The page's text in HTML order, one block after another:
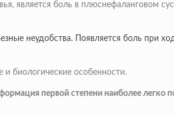
является боль в плюснефаланговом
неудобства. Появляется боль при
биологические особенности.
первой степени наиболее легко